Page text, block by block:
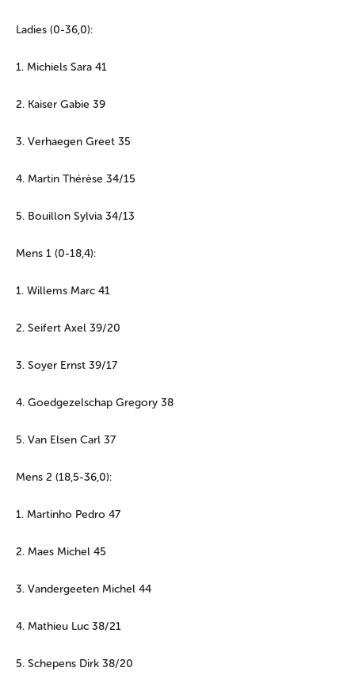
Ladies (0-36,0):
1. Michiels Sara 41
2. Kaiser Gabie 39
3. Verhaegen Greet 35
4. Martin Thérèse 34/15
5. Bouillon Sylvia 34/13
Mens 1 (0-18,4):
1. Willems Marc 41
2. Seifert Axel 39/20
3. Soyer Ernst 39/17
4. Goedgezelschap Gregory 38
5. Van Elsen Carl 37
Mens 2 (18,5-36,0):
1. Martinho Pedro 47
2. Maes Michel 45
3. Vandergeeten Michel 44
4. Mathieu Luc 38/21
5. Schepens Dirk 38/20